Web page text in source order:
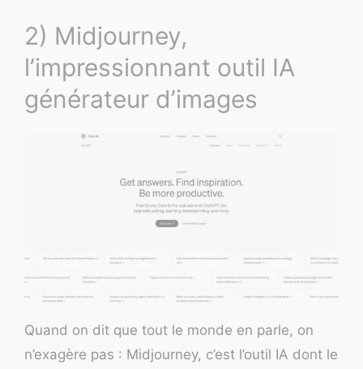
2) Midjourney,
l’impressionnant outil IA
générateur d’images
Quand on dit que tout le monde en parle, on
n’exagère pas : Midjourney, c’est l’outil IA dont le